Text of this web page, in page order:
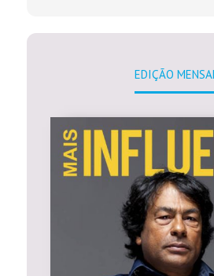
EDIÇÃO